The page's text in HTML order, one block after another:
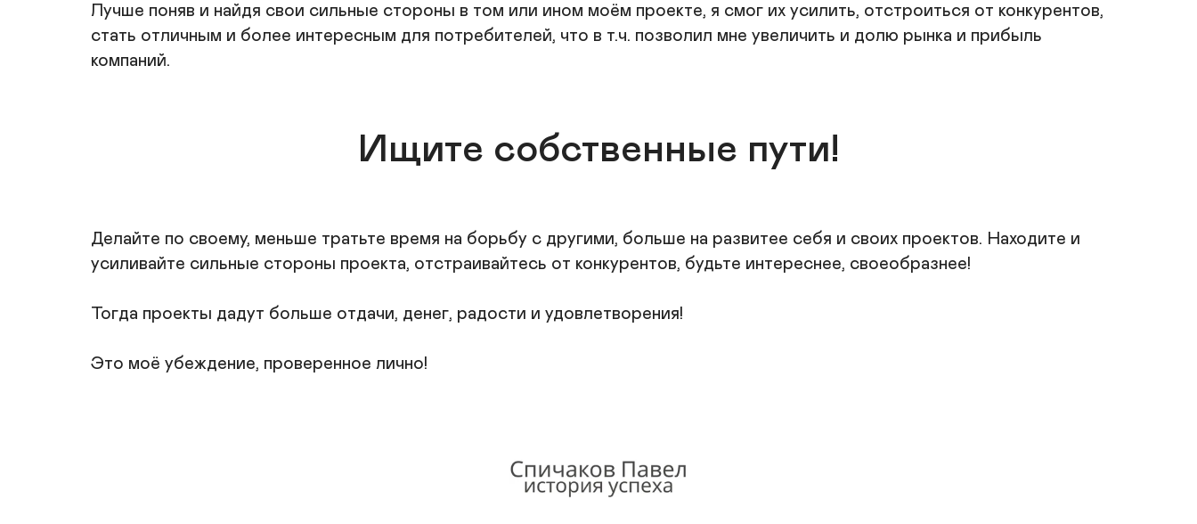
Лучше поняв и найдя свои сильные стороны в том или ином моём проекте, я смог их усилить, отстроиться от конкурентов,
стать отличным и более интересным для потребителей, что в т.ч. позволил мне увеличить и долю рынка и прибыль
компаний.
Ищите собственные пути!
Делайте по своему, меньше тратьте время на борьбу с другими, больше на развитее себя и своих проектов. Находите и
усиливайте сильные стороны проекта, отстраивайтесь от конкурентов, будьте интереснее, своеобразнее!
Тогда проекты дадут больше отдачи, денег, радости и удовлетворения!
Это моё убеждение, проверенное лично!